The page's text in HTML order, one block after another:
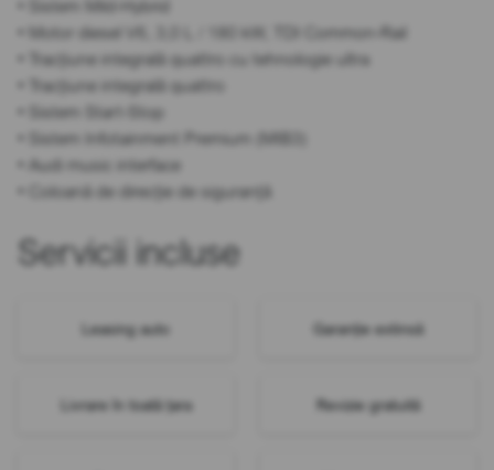
• Sistem Mild-Hybrid
• Motor diesel V6, 3,0 L / 180 kW, TDI Common-Rail
• Tracțiune integrală quattro cu tehnologie ultra
• Tracțiune integrală quattro
• Sistem Start-Stop
• Sistem Infotainment Premium (MIB3)
• Audi music interface
• Coloană de direcție de siguranță
Servicii incluse
Leasing auto Garanție extinsă
Livrare în toată țara Revizie gratuită